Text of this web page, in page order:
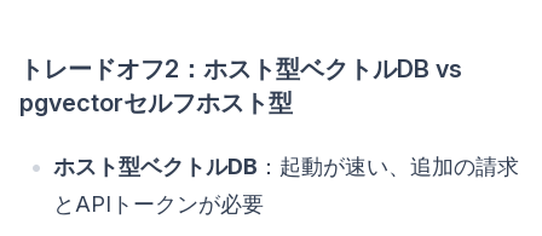
トレードオフ2：ホスト型ベクトルDB vs
pgvectorセルフホスト型
ホスト型ベクトルDB ：起動が速い、追加の請求
とAPIトークンが必要